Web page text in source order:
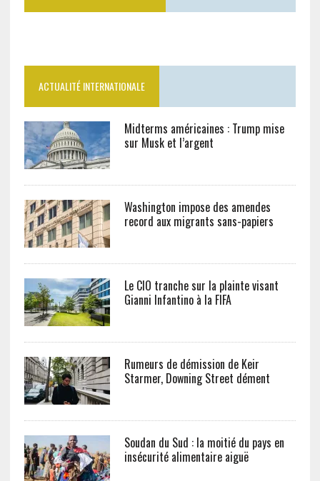
ACTUALITÉ INTERNATIONALE
Midterms américaines : Trump mise
sur Musk et l’argent
Washington impose des amendes
record aux migrants sans-papiers
Le CIO tranche sur la plainte visant
Gianni Infantino à la FIFA
Rumeurs de démission de Keir
Starmer, Downing Street dément
Soudan du Sud : la moitié du pays en
insécurité alimentaire aiguë